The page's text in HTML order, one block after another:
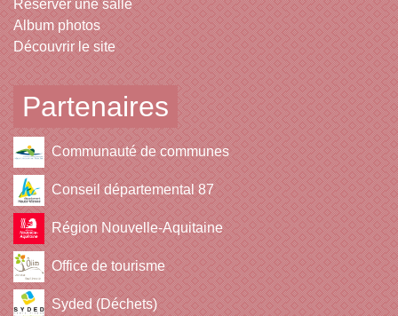
Réserver une salle
Album photos
Découvrir le site
Partenaires
Communauté de communes
Conseil départemental 87
Région Nouvelle-Aquitaine
Office de tourisme
Syded (Déchets)